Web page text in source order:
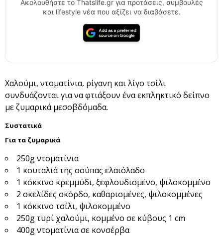
Ακολουθήστε το Thatslife.gr για προτάσεις, συμβουλές
και lifestyle νέα που αξίζει να διαβάσετε.
Χαλούμι, ντοματίνια, ρίγανη και λίγο τσίλι
συνδυάζονται για να φτιάξουν ένα εκπληκτικό δείπνο
με ζυμαρικά μεσοβδόμαδα.
Συστατικά
Για τα ζυμαρικά
250g ντοματίνια
1 κουταλιά της σούπας ελαιόλαδο
1 κόκκινο κρεμμύδι, ξεφλουδισμένο, ψιλοκομμένο
2 σκελίδες σκόρδο, καθαρισμένες, ψιλοκομμένες
1 κόκκινο τσίλι, ψιλοκομμένο
250g τυρί χαλούμι, κομμένο σε κύβους 1 cm
400g ντοματίνια σε κονσέρβα